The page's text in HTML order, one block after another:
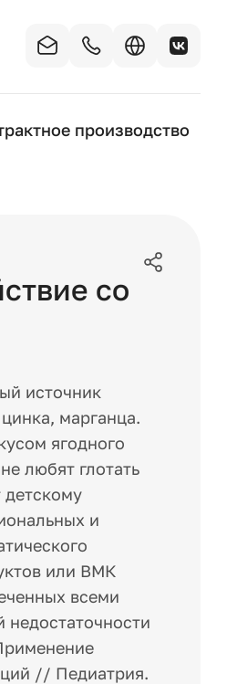
производство
со
источник
марганца.
ягодного
любят глотать
детскому
и
или ВМК
всеми
недостаточности
// Педиатрия.